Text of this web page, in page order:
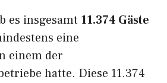
es insgesamt 11.374 Gäste
eine
einem der
hatte. Diese 11.374